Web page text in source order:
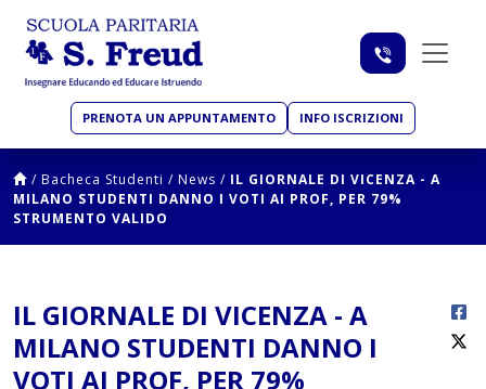
PRENOTA UN APPUNTAMENTO INFO ISCRIZIONI
/ Bacheca Studenti / News / IL GIORNALE DI VICENZA - A
MILANO STUDENTI DANNO I VOTI AI PROF, PER 79%
STRUMENTO VALIDO
IL GIORNALE DI VICENZA - A
MILANO STUDENTI DANNO I
VOTI AI PROF, PER 79%